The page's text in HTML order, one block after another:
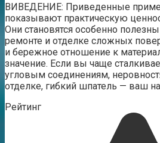
ВИВЕДЕНИЕ: Приведенные
показывают практическую
Они становятся особенно
ремонте и отделке сложных
и бережное отношение к
значение. Если вы чаще
угловым соединениям,
отделке, гибкий шпатель — ваш
Рейтинг